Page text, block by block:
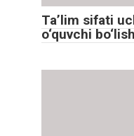
Ta’lim sifati
o‘quvchi